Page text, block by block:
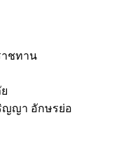
าชทาน
ญญา อักษรย่อ